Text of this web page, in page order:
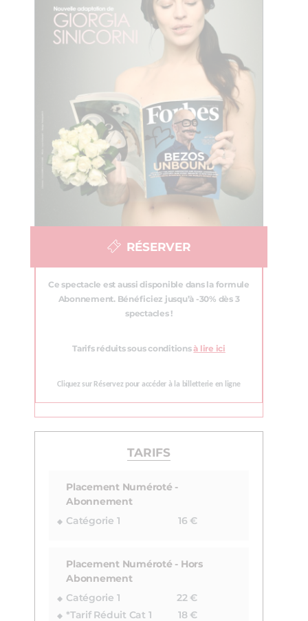
RÉSERVER
Ce spectacle est aussi disponible dans la formule
Abonnement. Bénéficiez jusqu’à -30% dès 3
spectacles !
Tarifs réduits sous conditionsà lire ici
Cliquez sur Réservez pour accéder à la billetterie en ligne
TARIFS
Placement Numéroté -
Abonnement
Catégorie 1
16 €
Placement Numéroté - Hors
Abonnement
Catégorie 1
22 €
*Tarif Réduit Cat 1
18 €